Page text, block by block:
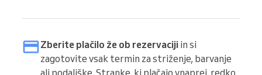
Zberite plačilo že ob rezervaciji in si
zagotovite vsak termin za striženje, barvanje
ali podaljške. Stranke, ki plačajo vnaprej, redko